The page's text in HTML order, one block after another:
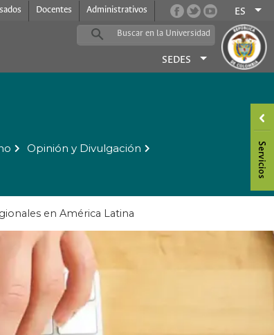
Docentes Administrativos ES
SEDES
Opinión y Divulgación
en América Latina